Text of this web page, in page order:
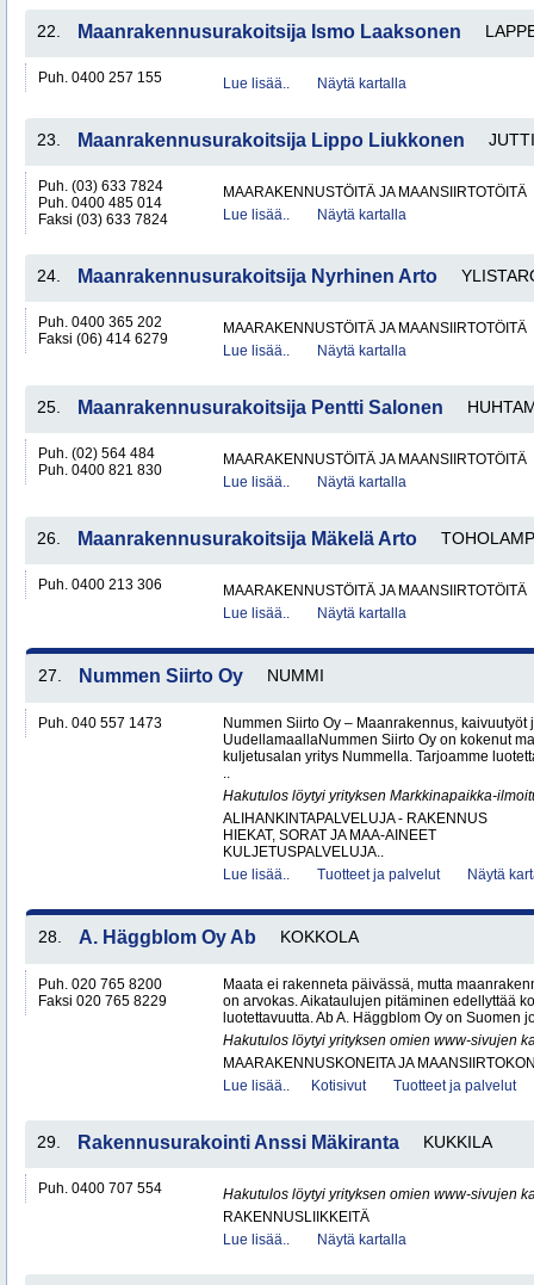
22. Maanrakennusurakoitsija Ismo Laaksonen
Puh. 0400 257 155 Lue lisää.. Näytä kartalla
23. Maanrakennusurakoitsija Lippo Liukkonen
Puh. (03) 633 7824
Puh. 0400 485 014
Faksi (03) 633 7824
MAARAKENNUSTÖITÄ JA MAANSIIRTOTÖITÄ
Lue lisää..
Näytä kartalla
24. Maanrakennusurakoitsija Nyrhinen Arto
Puh. 0400 365 202
Faksi (06) 414 6279
MAARAKENNUSTÖITÄ JA MAANSIIRTOTÖITÄ
Lue lisää..
Näytä kartalla
25. Maanrakennusurakoitsija Pentti Salonen
Puh. (02) 564 484
Puh. 0400 821 830
MAARAKENNUSTÖITÄ JA MAANSIIRTOTÖITÄ
Lue lisää..
Näytä kartalla
26. Maanrakennusurakoitsija Mäkelä Arto
Puh. 0400 213 306
MAARAKENNUSTÖITÄ JA MAANSIIRTOTÖITÄ
Lue lisää..
Näytä kartalla
27. Nummen Siirto Oy NUMMI
Puh. 040 557 1473
Nummen Siirto Oy – Maanrakennus,
UudellamaallaNummen Siirto Oy on kokenut
kuljetusalan yritys Nummella. Tarjoamme
..
Hakutulos löytyi yrityksen Markkinapaikka-
ALIHANKINTAPALVELUJA - RAKENNUS
HIEKAT, SORAT JA MAA-AINEET
KULJETUSPALVELUJA..
Lue lisää..
Tuotteet ja palvelut Näytä
28. A. Häggblom Oy Ab KOKKOLA
Puh. 020 765 8200
Faksi 020 765 8229
Maata ei rakenneta päivässä, mutta
on arvokas. Aikataulujen pitäminen edellyttää
luotettavuutta. Ab A. Häggblom Oy on Suomen
Hakutulos löytyi yrityksen omien www-sivujen
MAARAKENNUSKONEITA JA
Lue lisää..
Kotisivut Tuotteet ja palvelut
29. Rakennusurakointi Anssi Mäkiranta KUKKILA
Puh. 0400 707 554
Hakutulos löytyi yrityksen omien www-sivujen
RAKENNUSLIIKKEITÄ
Lue lisää..
Näytä kartalla